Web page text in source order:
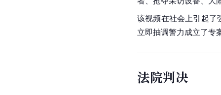
该视频在社会上引起了
立即抽调警力成立了专
法院判决